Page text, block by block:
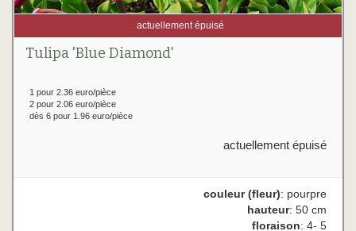
actuellement épuisé
Tulipa 'Blue Diamond'
1 pour 2.36 euro/pièce
2 pour 2.06 euro/pièce
dès 6 pour 1.96 euro/pièce
actuellement épuisé
couleur (fleur): pourpre
hauteur: 50 cm
floraison: 4- 5